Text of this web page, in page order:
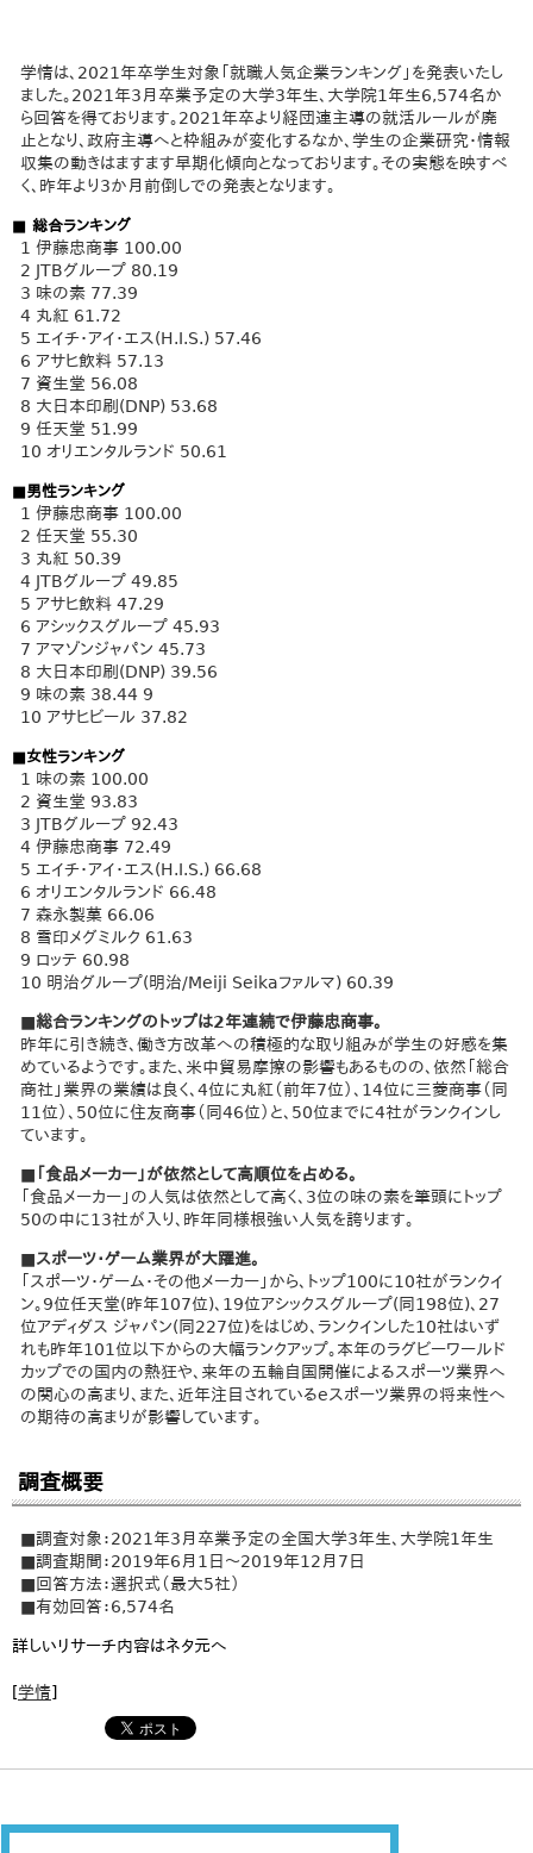
学情は、2021年卒学生対象「就職人気企業ランキング」を発表いたし
ました。2021年3月卒業予定の大学3年生、大学院1年生6,574名か
ら回答を得ております。2021年卒より経団連主導の就活ルールが廃
止となり、政府主導へと枠組みが変化するなか、学生の企業研究・情報
収集の動きはますます早期化傾向となっております。その実態を映すべ
く、昨年より3か月前倒しでの発表となります。
■ 総合ランキング
1 伊藤忠商事 100.00
2 JTBグループ 80.19
3 味の素 77.39
4 丸紅 61.72
5 エイチ・アイ・エス(H.I.S.) 57.46
6 アサヒ飲料 57.13
7 資生堂 56.08
8 大日本印刷(DNP) 53.68
9 任天堂 51.99
10 オリエンタルランド 50.61
■男性ランキング
1 伊藤忠商事 100.00
2 任天堂 55.30
3 丸紅 50.39
4 JTBグループ 49.85
5 アサヒ飲料 47.29
6 アシックスグループ 45.93
7 アマゾンジャパン 45.73
8 大日本印刷(DNP) 39.56
9 味の素 38.44 9
10 アサヒビール 37.82
■女性ランキング
1 味の素 100.00
2 資生堂 93.83
3 JTBグループ 92.43
4 伊藤忠商事 72.49
5 エイチ・アイ・エス(H.I.S.) 66.68
6 オリエンタルランド 66.48
7 森永製菓 66.06
8 雪印メグミルク 61.63
9 ロッテ 60.98
10 明治グループ(明治/Meiji Seikaファルマ) 60.39
■総合ランキングのトップは2年連続で伊藤忠商事。
昨年に引き続き、働き方改革への積極的な取り組みが学生の好感を集
めているようです。また、米中貿易摩擦の影響もあるものの、依然「総合
商社」業界の業績は良く、4位に丸紅（前年7位）、14位に三菱商事（同
11位）、50位に住友商事（同46位）と、50位までに4社がランクインし
ています。
■「食品メーカー」が依然として高順位を占める。
「食品メーカー」の人気は依然として高く、3位の味の素を筆頭にトップ
50の中に13社が入り、昨年同様根強い人気を誇ります。
■スポーツ・ゲーム業界が大躍進。
「スポーツ・ゲーム・その他メーカー」から、トップ100に10社がランクイ
ン。9位任天堂(昨年107位)、19位アシックスグループ(同198位)、27
位アディダス ジャパン(同227位)をはじめ、ランクインした10社はいず
れも昨年101位以下からの大幅ランクアップ。本年のラグビーワールド
カップでの国内の熱狂や、来年の五輪自国開催によるスポーツ業界へ
の関心の高まり、また、近年注目されているeスポーツ業界の将来性へ
の期待の高まりが影響しています。
調査概要
■調査対象：2021年3月卒業予定の全国大学3年生、大学院1年生
■調査期間：2019年6月1日～2019年12月7日
■回答方法：選択式（最大5社）
■有効回答：6,574名
詳しいリサーチ内容はネタ元へ
[学情]